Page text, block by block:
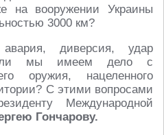
на вооружении Украины
3000 км?
диверсия, удар
или мы имеем дело с
оружия, нацеленного
С этими вопросами
Международной
Гончарову.